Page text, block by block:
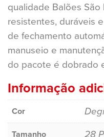
qualidade Balões
resistentes, duráveis
de fechamento
manuseio e
do pacote é dobrado
Informação
Cor
Tamanho